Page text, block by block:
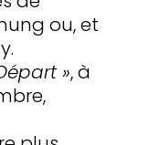
ou, et
», à